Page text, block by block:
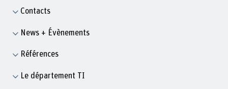
Contacts
News + Évènements
Références
Le département TI